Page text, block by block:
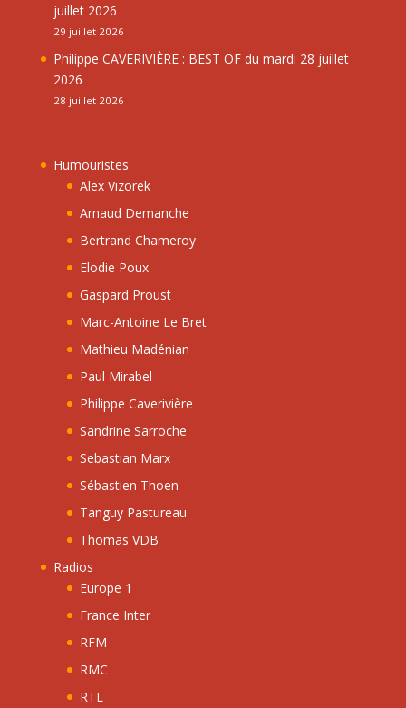
juillet 2026
29 juillet 2026
Philippe CAVERIVIÈRE : BEST OF du mardi 28 juillet
2026
28 juillet 2026
Humouristes
Alex Vizorek
Arnaud Demanche
Bertrand Chameroy
Elodie Poux
Gaspard Proust
Marc-Antoine Le Bret
Mathieu Madénian
Paul Mirabel
Philippe Caverivière
Sandrine Sarroche
Sebastian Marx
Sébastien Thoen
Tanguy Pastureau
Thomas VDB
Radios
Europe 1
France Inter
RFM
RMC
RTL